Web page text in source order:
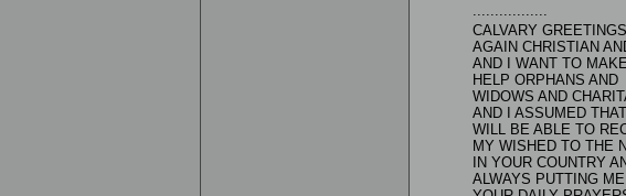
CALVARY
AGAIN CHRISTIAN
AND I WANT TO
HELP ORPHANS AND
WIDOWS AND
AND I ASSUMED
WILL BE ABLE TO
MY WISHED TO THE
IN YOUR COUNTRY
ALWAYS PUTTING